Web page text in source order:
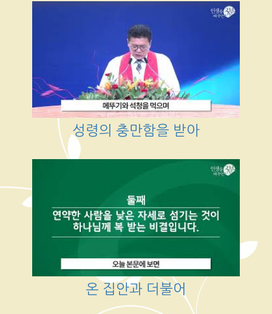
성령의 충만함을 받아
온 집안과 더불어